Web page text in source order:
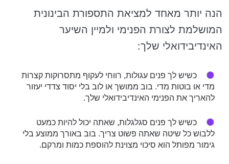
הנה יותר מאחד למציאת התספורת הבינונית
המושלמת לצורת הפנימי ולמיין השיער
האינדיבידואלי שלך:
כשיש לך פנים עגולות, רווחי לעקוף מתסרוקות קצרות
מדי או בוטות מדי. בוב ממושך או לוב בלי יסוד צדדי יעזור
להאריך את הפנימי האינדיבידואלי שלך.
כשיש לך פנים סגלגלות, שאתה יכול להיות כמעט
ללבוש כל שיטה שאתה פשוט צריך. בוב באורך ממוצע בלי
גימור מפותל הוא סיכוי מצוינת להוספת כמות ומרקם.